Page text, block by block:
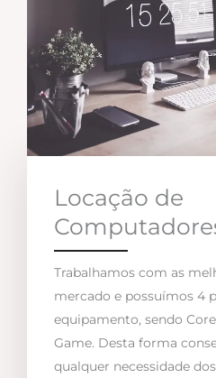
Locação de
Trabalhamos com as
mercado e possuímos 4
equipamento, sendo
Game. Desta forma
qualquer necessidade